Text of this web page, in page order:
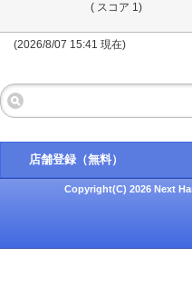
( スコア 1)
(2026/8/07 15:41 現在)
店舗登録（無料）
Copyright(C) 2026 Next